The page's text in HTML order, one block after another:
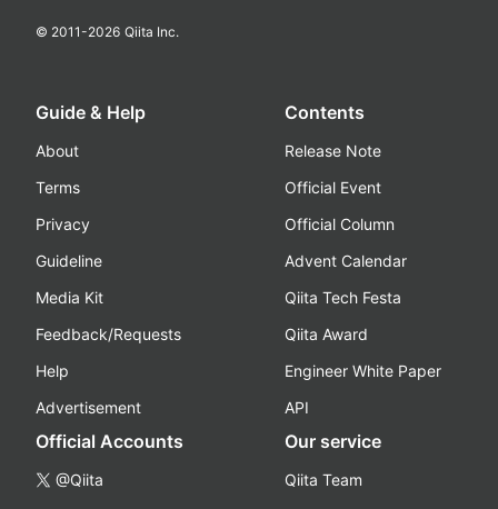
© 2011-2026 Qiita Inc.
Guide & Help
About
Terms
Privacy
Guideline
Media Kit
Feedback/Requests
Help
Advertisement
Contents
Release Note
Official Event
Official Column
Advent Calendar
Qiita Tech Festa
Qiita Award
Engineer White Paper
API
Official Accounts
@Qiita
Our service
Qiita Team